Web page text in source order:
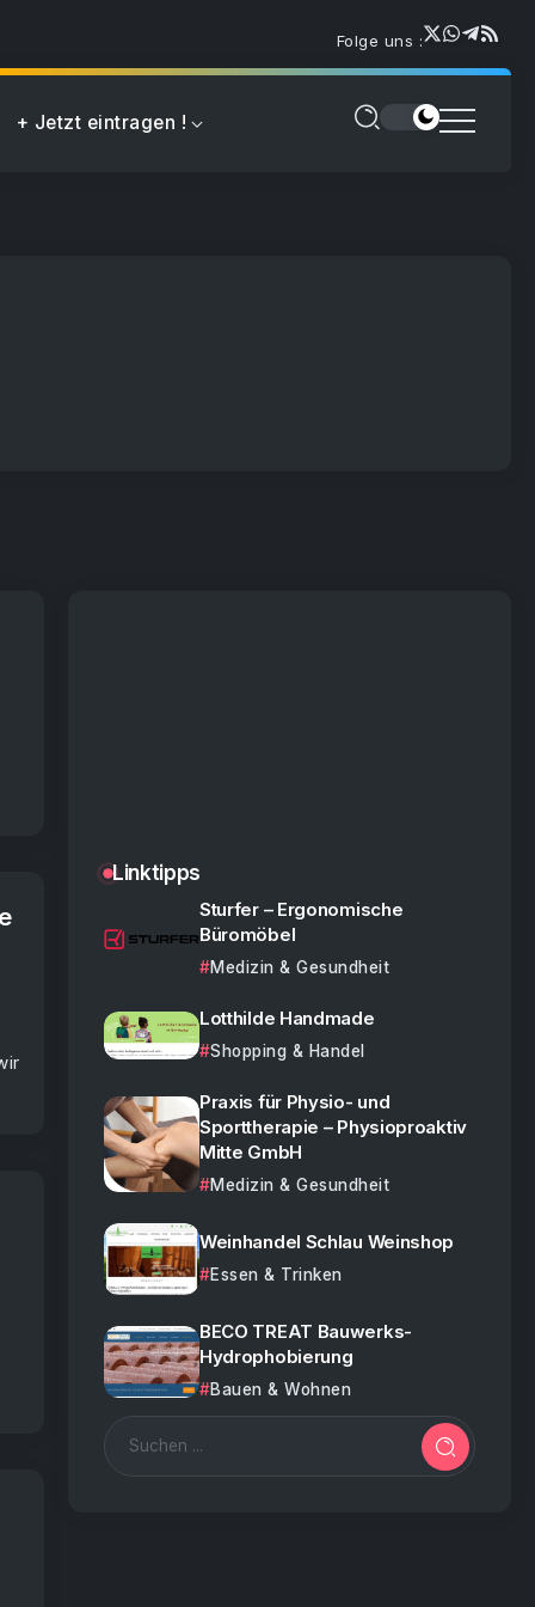
Folge uns :
+ Jetzt eintragen !
Linktipps
Sturfer – Ergonomische
Büromöbel
Medizin & Gesundheit
Lotthilde Handmade
Shopping & Handel
Praxis für Physio- und
Sporttherapie – Physioproaktiv
Mitte GmbH
Medizin & Gesundheit
Weinhandel Schlau Weinshop
Essen & Trinken
BECO TREAT Bauwerks-
Hydrophobierung
Bauen & Wohnen